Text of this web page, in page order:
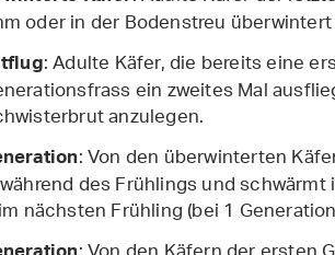
oder in der Bodenstreu
: Adulte Käfer, die bereits eine
ein zweites Mal
anzulegen.
: Von den überwinterten
des Frühlings und
nächsten Frühling (bei 1